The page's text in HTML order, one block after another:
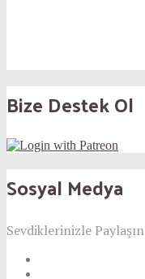
Bize Destek Ol
Sosyal Medya
Sevdiklerinizle Paylaşın